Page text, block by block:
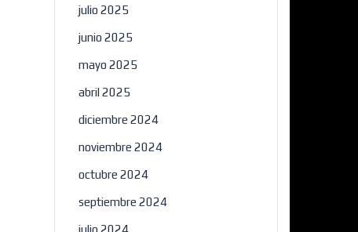
julio 2025
junio 2025
mayo 2025
abril 2025
diciembre 2024
noviembre 2024
octubre 2024
septiembre 2024
julio 2024